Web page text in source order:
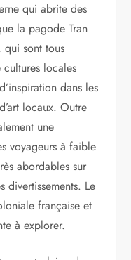
qui abrite des
la pagode Tran
sont tous
cultures locales
dans les
locaux. Outre
une
voyageurs à faible
abordables sur
divertissements. Le
française et
à explorer.